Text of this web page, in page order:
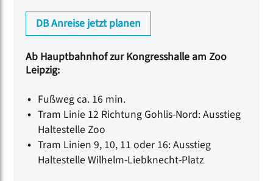
DB Anreise jetzt planen
Ab Hauptbahnhof zur Kongresshalle am Zoo
Leipzig:
Fußweg ca. 16 min.
Tram Linie 12 Richtung Gohlis-Nord: Ausstieg
Haltestelle Zoo
Tram Linien 9, 10, 11 oder 16: Ausstieg
Haltestelle Wilhelm-Liebknecht-Platz